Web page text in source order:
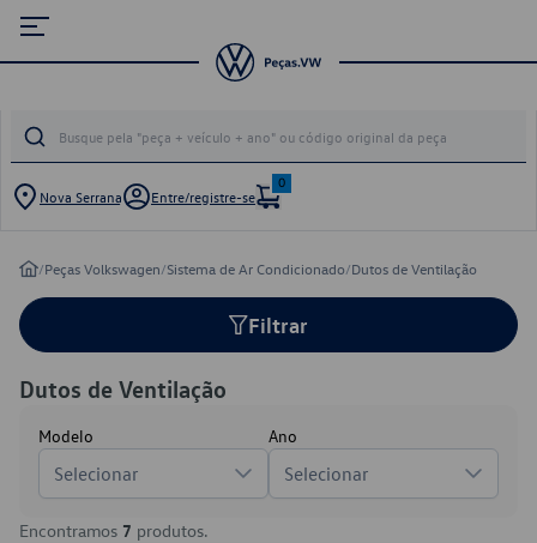
Nova Serrana Entre/registre-se
0
/Peças Volkswagen/Sistema de Ar Condicionado/Dutos de Ventilação
Filtrar
Dutos de Ventilação
Modelo
Selecionar
Ano
Selecionar
Encontramos 7 produtos.